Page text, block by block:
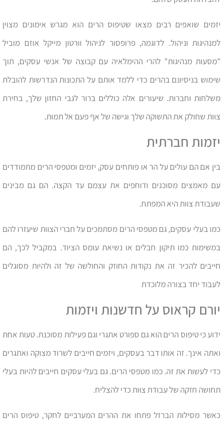
יזמים שואפים רבים מצאו שטיפוס הרים הוא מגרש אימונים מצוין
למנהיגות וניהול. לדוגמה, פרופסור לניהול וורטון מייקל אוזם מוביל
"מסעות מנהיגות" להרי ההימלאיה עם קבוצה של אנשי עסקים, תוך
שימוש בניסיונם בהרים כדי ללמד אותם על התכונות הנדרשות להובלת
משלחות וחברות. שיעורים אלה כוללים ברור לגבי החזון שלך, בחירת
צוות שחולק את התשוקה שלך וגישה של אף פעם אל תמות.
יזמות חברתית
בין אם הם עולים על הר או פותחים עסק, יזמים ומטפסי הרים מתמודדים
עם מאמצים מסוכנים ודוחפים את עצמם עד הקצה. הם גם מבינים
שעבודת צוות היא המפתח.
כמו בעלי עסקים, גם מטפסי הרים מסתמכים על חברי הצוות שיעזרו להם
במשימות כמו תיקון חבלים או נשיאת עומס הציוד. במקביל לכך, הם
חייבים להכיר זה את נקודות החוזק והחולשה של זה ולהיות מסוגלים
לעבוד יחד בצורה מלוכדת
יורם קראוס על חדשנות ויזמות
ידוע כי טיפוס הרים הוא גם ספורט אתגרי וגם פעילות מסוכנת. טעות אחת
ואתה אינך. זה אותו דבר בעסקים, ויזמים חייבים לשרוד מצוקה ואתגרים
כדי לעשות את זה. כמו מטפסי הרים. גם בעלי עסקים חייבים להיות בעלי
תחושה חזקה של עבודת צוות כדי להצליח.
כאשר מסילות הברזל פתחו את ההרים המערביים לחקר, טיפוס הרים